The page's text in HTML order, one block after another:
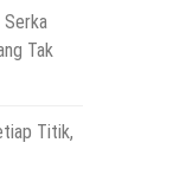
Tak
Titik,